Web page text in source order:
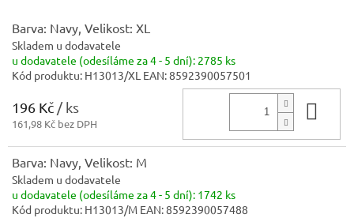
Barva: Navy, Velikost: XL
Skladem u dodavatele
u dodavatele (odesíláme za 4 - 5 dní): 2785 ks
Kód produktu: H13013/XL EAN:8592390057501
196 Kč / ks
161,98 Kč bez DPH
Barva: Navy, Velikost: M
Skladem u dodavatele
u dodavatele (odesíláme za 4 - 5 dní): 1742 ks
Kód produktu: H13013/M EAN:8592390057488